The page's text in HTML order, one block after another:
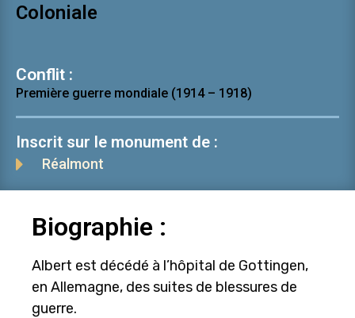
Coloniale
Conflit :
Première guerre mondiale (1914 – 1918)
Inscrit sur le monument de :
Réalmont
Biographie :
Albert est décédé à l’hôpital de Gottingen,
en Allemagne, des suites de blessures de
guerre.